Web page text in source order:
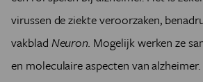
virussen de ziekte veroorzaken,
vakblad Neuron. Mogelijk werken ze
en moleculaire aspecten van alzheimer.